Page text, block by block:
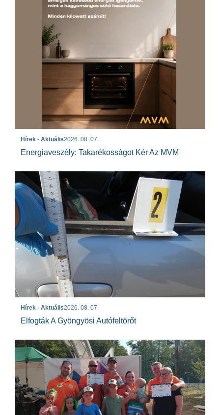
Hírek - Aktuális2026. 08. 07.
Energiaveszély: Takarékosságot Kér Az MVM
Hírek - Aktuális2026. 08. 07.
Elfogták A Gyöngyösi Autófeltörőt